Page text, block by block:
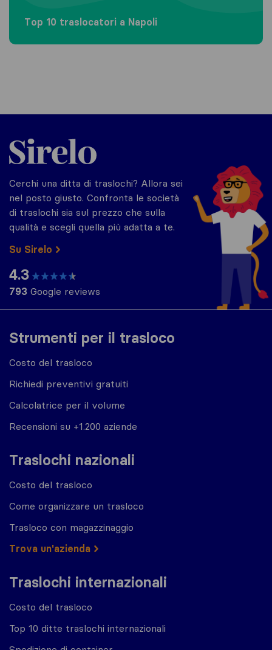
Top 10 traslocatori a Napoli
Strumenti per il trasloco
Costo del trasloco
Richiedi preventivi gratuiti
Calcolatrice per il volume
Recensioni su +1.200 aziende
Traslochi nazionali
Costo del trasloco
Come organizzare un trasloco
Trasloco con magazzinaggio
Trova un'azienda
Traslochi internazionali
Costo del trasloco
Top 10 ditte traslochi internazionali
Sirelo.it
Cerchi una ditta di traslochi? Allora sei
nel posto giusto. Confronta le società
di traslochi sia sul prezzo che sulla
qualità e scegli quella più adatta a te.
Su Sirelo
4.3
793 Google reviews